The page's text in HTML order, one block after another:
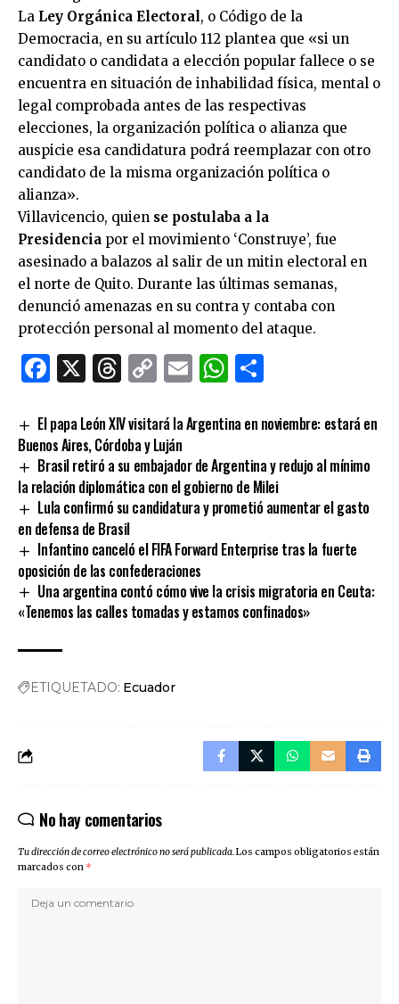
La Ley Orgánica Electoral, o Código de la
Democracia, en su artículo 112 plantea que «si un
candidato o candidata a elección popular fallece o se
encuentra en situación de inhabilidad física, mental o
legal comprobada antes de las respectivas
elecciones, la organización política o alianza que
auspicie esa candidatura podrá reemplazar con otro
candidato de la misma organización política o
alianza».
Villavicencio, quien se postulaba a la
Presidencia por el movimiento ‘Construye’, fue
asesinado a balazos al salir de un mitin electoral en
el norte de Quito. Durante las últimas semanas,
denunció amenazas en su contra y contaba con
protección personal al momento del ataque.
Facebook
X Threads
CopyEmailWhatsApp
El papa León XIV visitará la Argentina en noviembre: estará en
Buenos Aires, Córdoba y Luján
Brasil retiró a su embajador de Argentina y redujo al mínimo
la relación diplomática con el gobierno de Milei
Lula confirmó su candidatura y prometió aumentar el gasto
en defensa de Brasil
Infantino canceló el FIFA Forward Enterprise tras la fuerte
oposición de las confederaciones
Una argentina contó cómo vive la crisis migratoria en Ceuta:
«Tenemos las calles tomadas y estamos confinados»
ETIQUETADO: Ecuador
No hay comentarios
Tu dirección de correo electrónico no será publicada.Los campos obligatorios están
marcados con *